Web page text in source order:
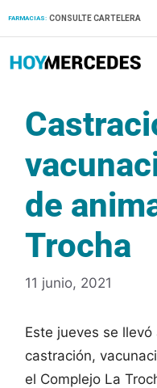
FARMACIAS: CONSULTE CARTELERA
de
Trocha
11 junio, 2021
Este jueves se
castración,
el Complejo La